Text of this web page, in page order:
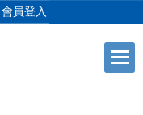
會員登入